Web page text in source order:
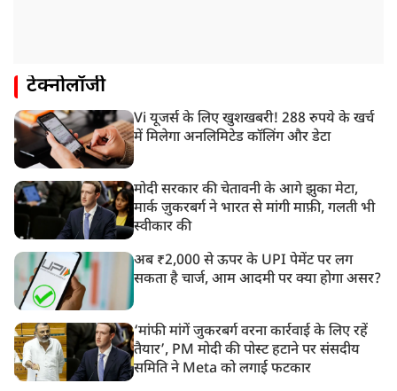
टेक्नोलॉजी
Vi यूजर्स के लिए खुशखबरी! 288 रुपये के खर्च
में मिलेगा अनलिमिटेड कॉलिंग और डेटा
मोदी सरकार की चेतावनी के आगे झुका मेटा,
मार्क ज़ुकरबर्ग ने भारत से मांगी माफ़ी, गलती भी
स्वीकार की
अब ₹2,000 से ऊपर के UPI पेमेंट पर लग
सकता है चार्ज, आम आदमी पर क्या होगा असर?
‘मांफी मांगें जुकरबर्ग वरना कार्रवाई के लिए रहें
तैयार’, PM मोदी की पोस्ट हटाने पर संसदीय
समिति ने Meta को लगाई फटकार